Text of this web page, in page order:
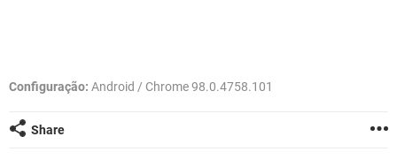
Configuração: Android / Chrome 98.0.4758.101
Share